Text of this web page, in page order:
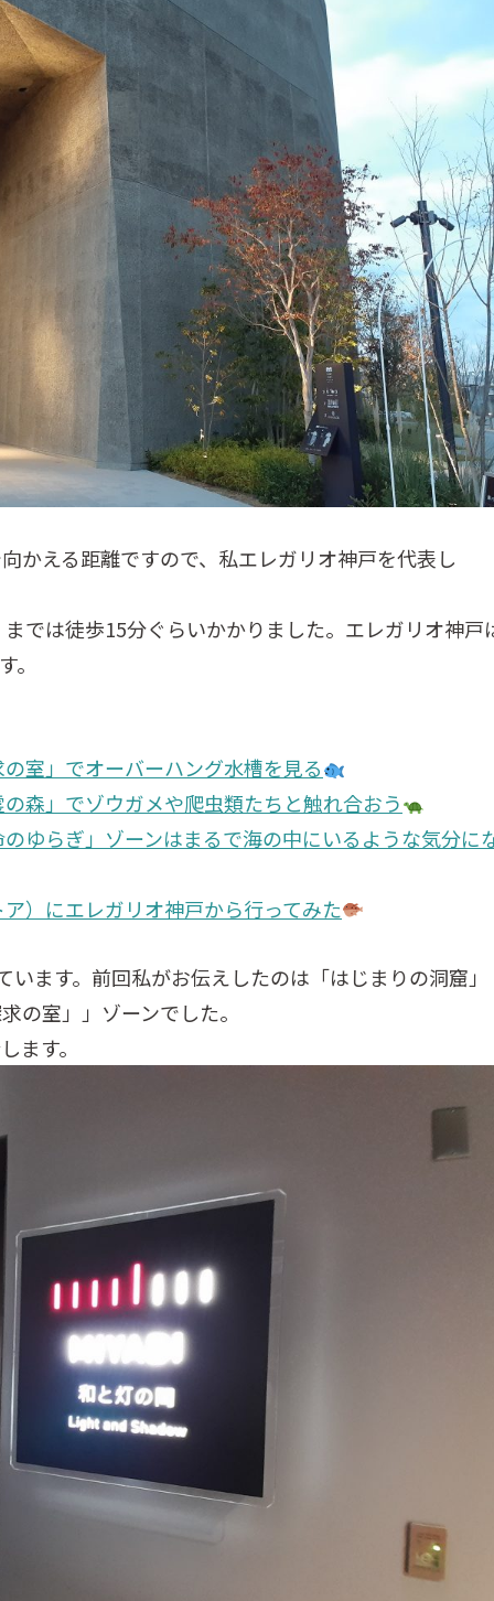
かえる距離ですので、私エレガリオ神戸を代表し
では徒歩15分ぐらいかかりました。エレガリオ神戸
。
室」でオーバーハング水槽を見る
森」でゾウガメや爬虫類たちと触れ合おう
ゆらぎ」ゾーンはまるで海の中にいるような気分に
）にエレガリオ神戸から行ってみた
ます。前回私がお伝えしたのは「はじまりの洞窟」
の室」」ゾーンでした。
ます。